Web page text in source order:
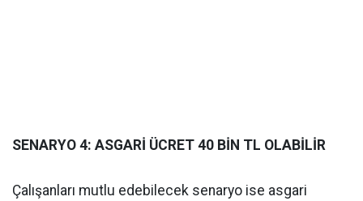
SENARYO 4: ASGARİ ÜCRET 40 BİN TL OLABİLİR
Çalışanları mutlu edebilecek senaryo ise asgari